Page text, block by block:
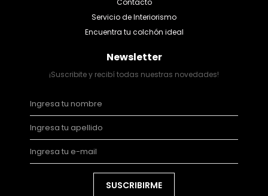
Contacto
Servicio de Interiorismo
Encuentra tu colchón ideal
Newsletter
¡Suscribite y recibí todas nuestras novedades!
SUSCRIBIRME